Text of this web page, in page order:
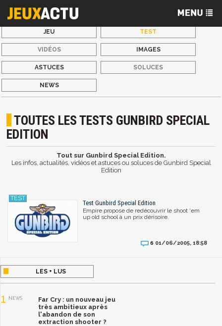
JEU TEST
VIDÉOS IMAGES
ASTUCES SOLUCES
NEWS
TOUTES LES TESTS GUNBIRD SPECIAL
EDITION
Tout sur Gunbird Special Edition.
Les infos, actualités, vidéos et astuces ou soluces de Gunbird Special
Edition
Test Gunbird Special Edition
Empire propose de redécouvrir le shoot 'em
up old school à un prix dérisoire.
6 01/06/2005, 18:58
LES + LUS
1 NEWS
Far Cry : un nouveau jeu
très ambitieux après
l'abandon de son
extraction shooter ?